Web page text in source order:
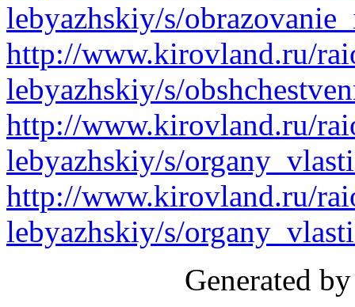
lebyazhskiy/s/
http://www.kirovland.ru/
lebyazhskiy/s/
http://www.kirovland.ru/
lebyazhskiy/s/
http://www.kirovland.ru/
lebyazhskiy/s/
Generated